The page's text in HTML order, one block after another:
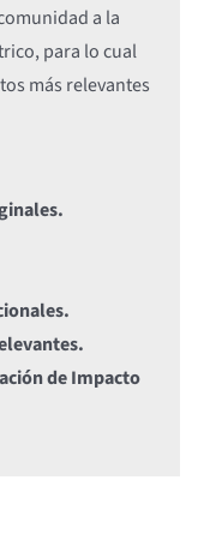
a la
para lo cual
más relevantes
de Impacto